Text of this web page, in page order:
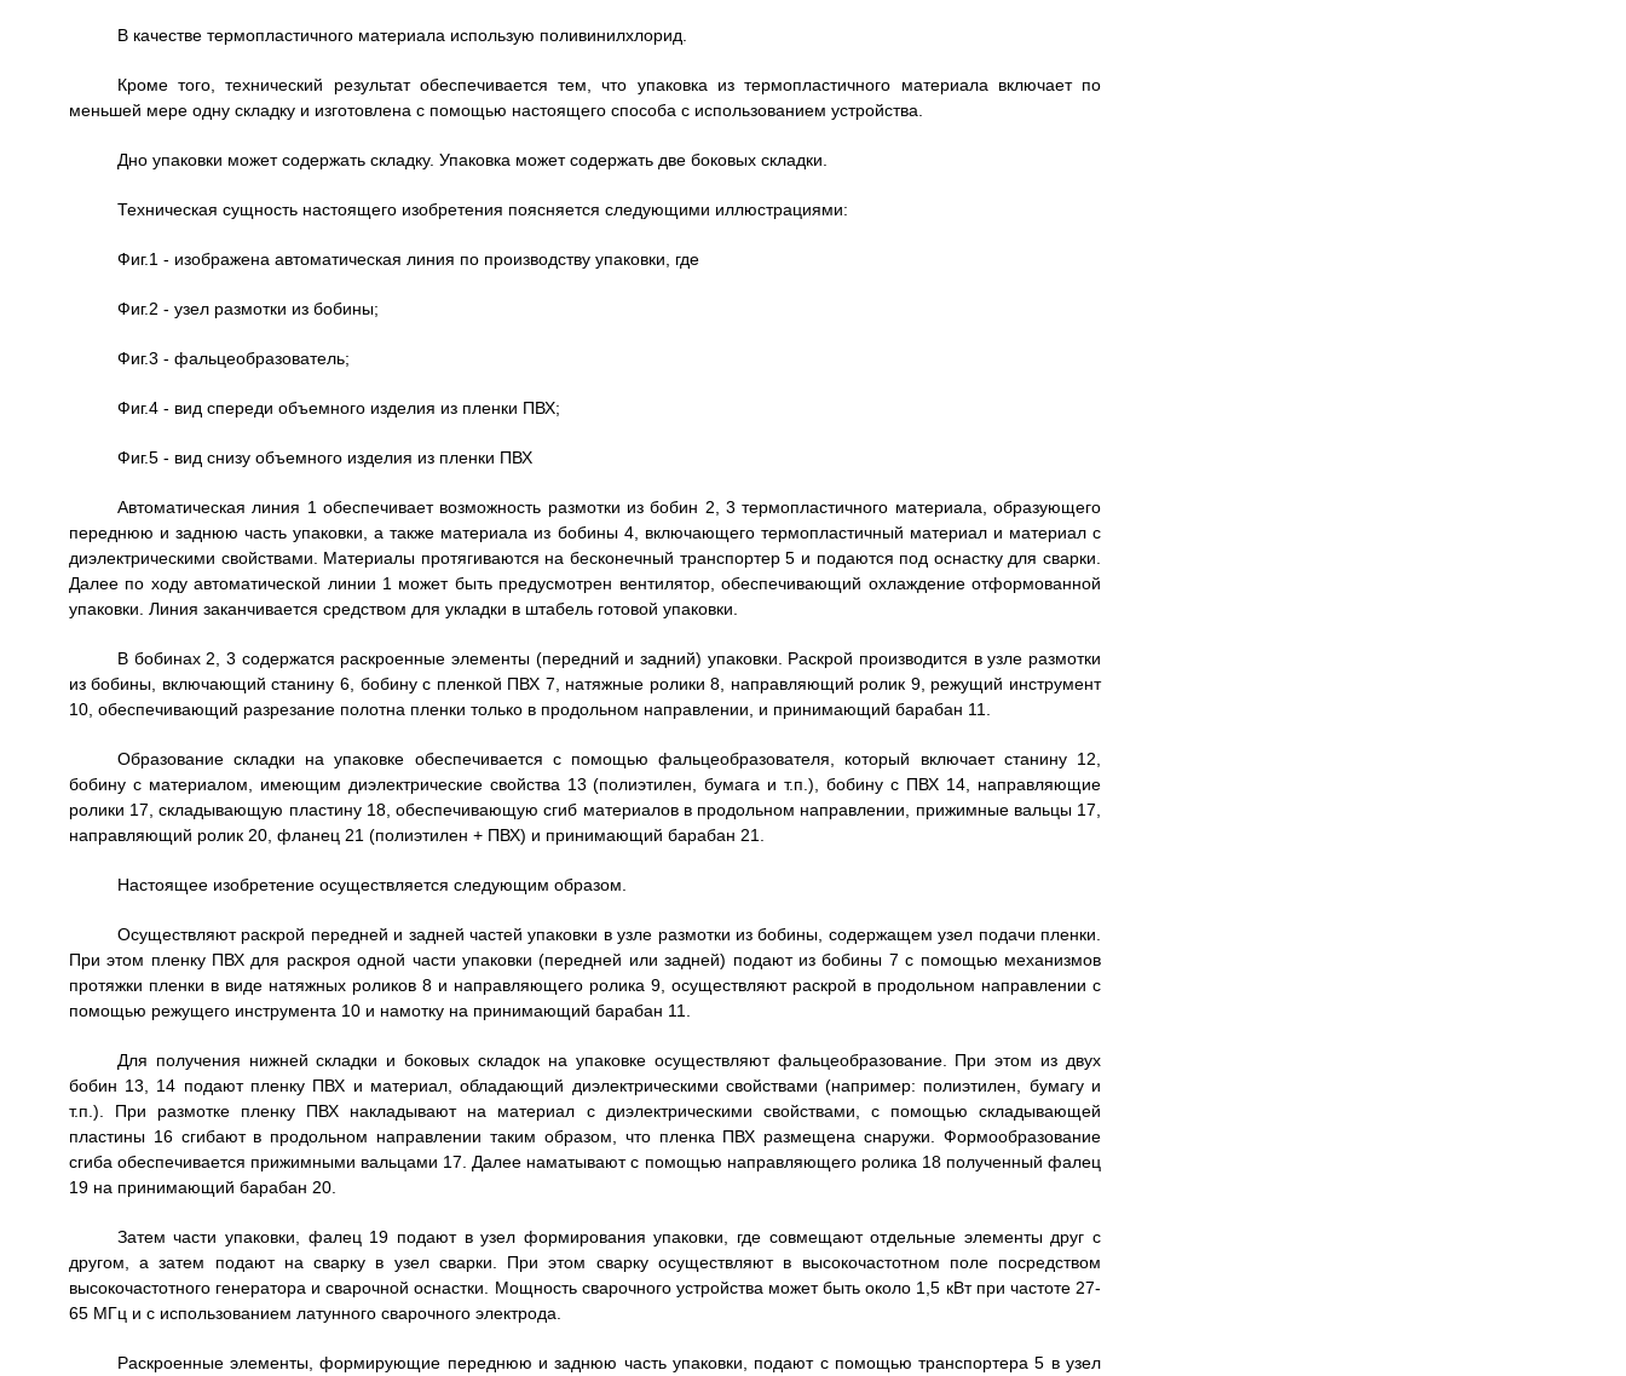
В качестве термопластичного материала использую поливинилхлорид.
Кроме того, технический результат обеспечивается тем, что упаковка из термопластичного материала включает по
меньшей мере одну складку и изготовлена с помощью настоящего способа с использованием устройства.
Дно упаковки может содержать складку. Упаковка может содержать две боковых складки.
Техническая сущность настоящего изобретения поясняется следующими иллюстрациями:
Фиг.1 - изображена автоматическая линия по производству упаковки, где
Фиг.2 - узел размотки из бобины;
Фиг.3 - фальцеобразователь;
Фиг.4 - вид спереди объемного изделия из пленки ПВХ;
Фиг.5 - вид снизу объемного изделия из пленки ПВХ
Автоматическая линия 1 обеспечивает возможность размотки из бобин 2, 3 термопластичного материала, образующего
переднюю и заднюю часть упаковки, а также материала из бобины 4, включающего термопластичный материал и материал с
диэлектрическими свойствами. Материалы протягиваются на бесконечный транспортер 5 и подаются под оснастку для сварки.
Далее по ходу автоматической линии 1 может быть предусмотрен вентилятор, обеспечивающий охлаждение отформованной
упаковки. Линия заканчивается средством для укладки в штабель готовой упаковки.
В бобинах 2, 3 содержатся раскроенные элементы (передний и задний) упаковки. Раскрой производится в узле размотки
из бобины, включающий станину 6, бобину с пленкой ПВХ 7, натяжные ролики 8, направляющий ролик 9, режущий инструмент
10, обеспечивающий разрезание полотна пленки только в продольном направлении, и принимающий барабан 11.
Образование складки на упаковке обеспечивается с помощью фальцеобразователя, который включает станину 12,
бобину с материалом, имеющим диэлектрические свойства 13 (полиэтилен, бумага и т.п.), бобину с ПВХ 14, направляющие
ролики 17, складывающую пластину 18, обеспечивающую сгиб материалов в продольном направлении, прижимные вальцы 17,
направляющий ролик 20, фланец 21 (полиэтилен + ПВХ) и принимающий барабан 21.
Настоящее изобретение осуществляется следующим образом.
Осуществляют раскрой передней и задней частей упаковки в узле размотки из бобины, содержащем узел подачи пленки.
При этом пленку ПВХ для раскроя одной части упаковки (передней или задней) подают из бобины 7 с помощью механизмов
протяжки пленки в виде натяжных роликов 8 и направляющего ролика 9, осуществляют раскрой в продольном направлении с
помощью режущего инструмента 10 и намотку на принимающий барабан 11.
Для получения нижней складки и боковых складок на упаковке осуществляют фальцеобразование. При этом из двух
бобин 13, 14 подают пленку ПВХ и материал, обладающий диэлектрическими свойствами (например: полиэтилен, бумагу и
т.п.). При размотке пленку ПВХ накладывают на материал с диэлектрическими свойствами, с помощью складывающей
пластины 16 сгибают в продольном направлении таким образом, что пленка ПВХ размещена снаружи. Формообразование
сгиба обеспечивается прижимными вальцами 17. Далее наматывают с помощью направляющего ролика 18 полученный фалец
19 на принимающий барабан 20.
Затем части упаковки, фалец 19 подают в узел формирования упаковки, где совмещают отдельные элементы друг с
другом, а затем подают на сварку в узел сварки. При этом сварку осуществляют в высокочастотном поле посредством
высокочастотного генератора и сварочной оснастки. Мощность сварочного устройства может быть около 1,5 кВт при частоте 27-
65 МГц и с использованием латунного сварочного электрода.
Раскроенные элементы, формирующие переднюю и заднюю часть упаковки, подают с помощью транспортера 5 в узел